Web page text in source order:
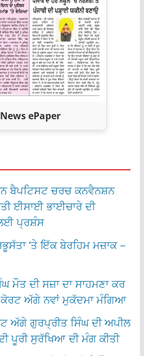
ePaper
ਬੈਪਟਿਸਟ ਚਰਚ ਕਨਵੈਨਸ਼ਨ
ਈਸਾਈ ਭਾਈਚਾਰੇ ਦੀ
ਪ੍ਰਸ਼ੰਸ
‘ਤੇ ਇੱਕ ਬੇਰਹਿਮ ਮਜ਼ਾਕ –
ਮੌਤ ਦੀ ਸਜ਼ਾ ਦਾ ਸਾਹਮਣਾ ਕਰ
ਕੋਰਟ ਅੱਗੇ ਨਵਾਂ ਮੁਕੱਦਮਾ ਮੰਗਿਆ
ਅੱਗੇ ਗੁਰਪ੍ਰੀਤ ਸਿੰਘ ਦੀ ਅਪੀਲ
ਪੂਰੀ ਸੁਰੱਖਿਆ ਦੀ ਮੰਗ ਕੀਤੀ